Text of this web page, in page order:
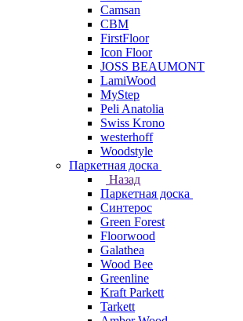
Camsan
CBM
FirstFloor
Icon Floor
JOSS BEAUMONT
LamiWood
MyStep
Peli Anatolia
Swiss Krono
westerhoff
Woodstyle
Паркетная доска
Назад
Паркетная доска
Синтерос
Green Forest
Floorwood
Galathea
Wood Bee
Greenline
Kraft Parkett
Tarkett